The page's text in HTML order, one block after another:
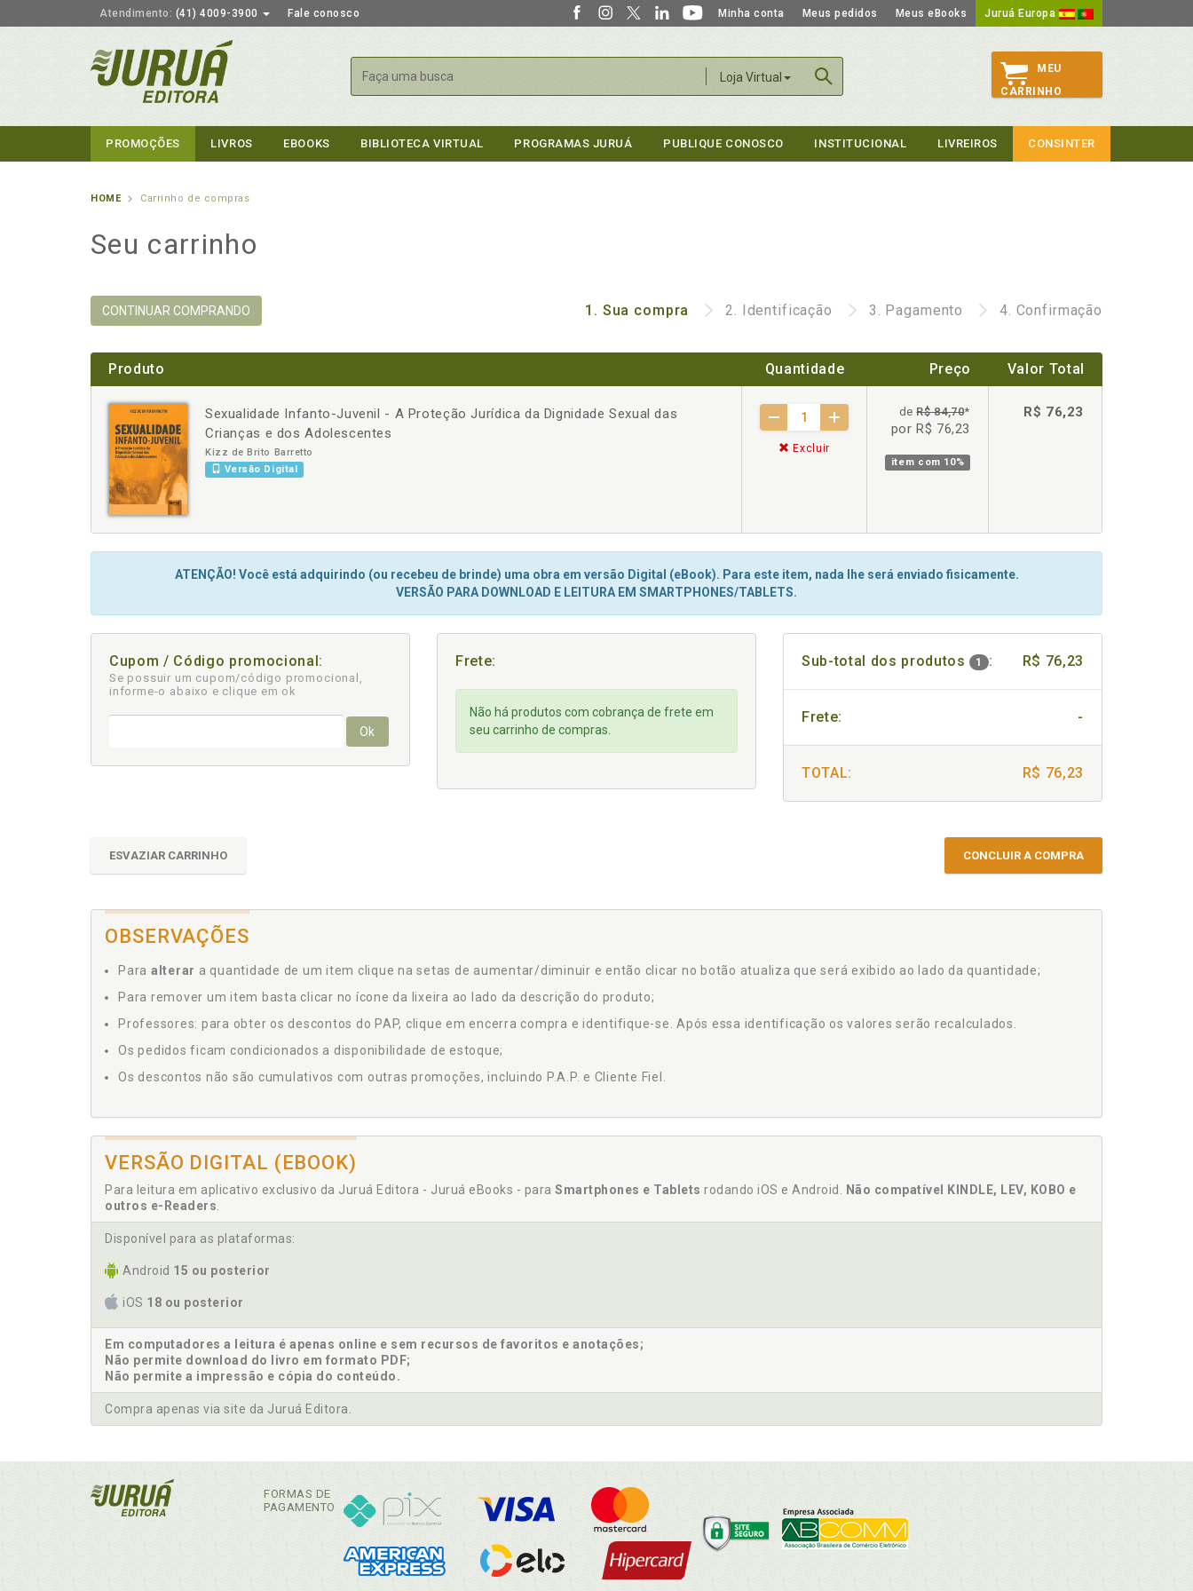
Atendimento: (41) 4009-3900 Fale conosco Minha conta Meus pedidos Meus eBooks Juruá Europa
Loja Virtual
Buscar
MEU
CARRINHO
PROMOÇÕES LIVROS EBOOKS BIBLIOTECA VIRTUAL PROGRAMAS JURUÁ PUBLIQUE CONOSCO INSTITUCIONAL LIVREIROS CONSINTER
HOME Carrinho de compras
Seu carrinho
CONTINUAR COMPRANDO 1. Sua compra 2. Identificação 3. Pagamento 4. Confirmação
Produto Quantidade Preço Valor Total
Sexualidade Infanto-Juvenil - A Proteção Jurídica da Dignidade Sexual das
Crianças e dos Adolescentes
Kizz de Brito Barretto
Versão Digital
- +
Excluir
deR$ 84,70*
por R$ 76,23
item com 10%
R$ 76,23
ATENÇÃO! Você está adquirindo (ou recebeu de brinde) uma obra em versão Digital (eBook). Para este item, nada lhe será enviado fisicamente.
VERSÃO PARA DOWNLOAD E LEITURA EM SMARTPHONES/TABLETS.
Cupom / Código promocional:
Se possuir um cupom/código promocional,
informe-o abaixo e clique em ok
Ok
Frete:
Não há produtos com cobrança de frete em
seu carrinho de compras.
Sub-total dos produtos 1 : R$ 76,23
Frete: -
TOTAL: R$ 76,23
ESVAZIAR CARRINHO CONCLUIR A COMPRA
OBSERVAÇÕES
Para alterar a quantidade de um item clique na setas de aumentar/diminuir e então clicar no botão atualiza que será exibido ao lado da quantidade;
Para remover um item basta clicar no ícone da lixeira ao lado da descrição do produto;
Professores: para obter os descontos do PAP, clique em encerra compra e identifique-se. Após essa identificação os valores serão recalculados.
Os pedidos ficam condicionados a disponibilidade de estoque;
Os descontos não são cumulativos com outras promoções, incluindo P.A.P. e Cliente Fiel.
VERSÃO DIGITAL (EBOOK)
Para leitura em aplicativo exclusivo da Juruá Editora - Juruá eBooks - para Smartphones e Tablets rodando iOS e Android.
Não compatível KINDLE, LEV, KOBO e
outros e-Readers
Disponível para as plataformas:
Android 15 ou posterior
iOS 18 ou posterior
Em computadores a leitura é apenas online e sem recursos de favoritos e anotações;
Não permite download do livro em formato PDF;
Não permite a impressão e cópia do conteúdo.
Compra apenas via site da Juruá Editora.
FORMAS DE
PAGAMENTO